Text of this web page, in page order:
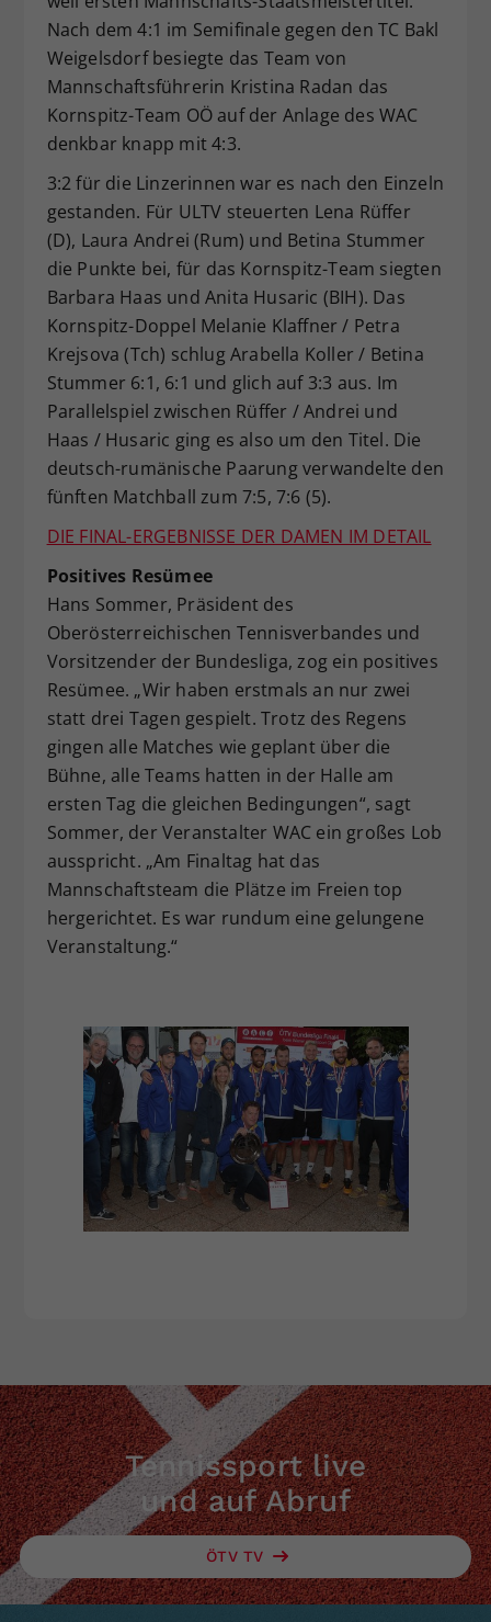
Nach dem 4:1 im Semifinale gegen den TC Bakl
Weigelsdorf besiegte das Team von
Mannschaftsführerin Kristina Radan das
Kornspitz-Team OÖ auf der Anlage des WAC
denkbar knapp mit 4:3.
3:2 für die Linzerinnen war es nach den Einzeln
gestanden. Für ULTV steuerten Lena Rüffer
(D), Laura Andrei (Rum) und Betina Stummer
die Punkte bei, für das Kornspitz-Team siegten
Barbara Haas und Anita Husaric (BIH). Das
Kornspitz-Doppel Melanie Klaffner / Petra
Krejsova (Tch) schlug Arabella Koller / Betina
Stummer 6:1, 6:1 und glich auf 3:3 aus. Im
Parallelspiel zwischen Rüffer / Andrei und
Haas / Husaric ging es also um den Titel. Die
deutsch-rumänische Paarung verwandelte den
fünften Matchball zum 7:5, 7:6 (5).
DIE FINAL-ERGEBNISSE DER DAMEN IM DETAIL
Positives Resümee
Hans Sommer, Präsident des
Oberösterreichischen Tennisverbandes und
Vorsitzender der Bundesliga, zog ein positives
Resümee. „Wir haben erstmals an nur zwei
statt drei Tagen gespielt. Trotz des Regens
gingen alle Matches wie geplant über die
Bühne, alle Teams hatten in der Halle am
ersten Tag die gleichen Bedingungen“, sagt
Sommer, der Veranstalter WAC ein großes Lob
ausspricht. „Am Finaltag hat das
Mannschaftsteam die Plätze im Freien top
hergerichtet. Es war rundum eine gelungene
Veranstaltung.“
Tennissport live
und auf Abruf
ÖTV TV